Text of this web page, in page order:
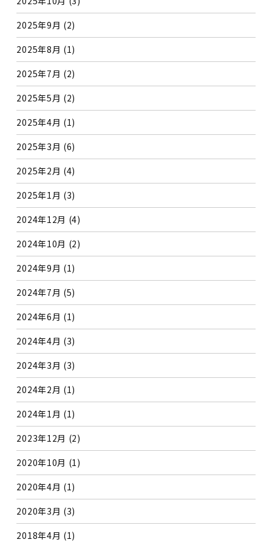
2025年9月 (2)
2025年8月 (1)
2025年7月 (2)
2025年5月 (2)
2025年4月 (1)
2025年3月 (6)
2025年2月 (4)
2025年1月 (3)
2024年12月 (4)
2024年10月 (2)
2024年9月 (1)
2024年7月 (5)
2024年6月 (1)
2024年4月 (3)
2024年3月 (3)
2024年2月 (1)
2024年1月 (1)
2023年12月 (2)
2020年10月 (1)
2020年4月 (1)
2020年3月 (3)
2018年4月 (1)